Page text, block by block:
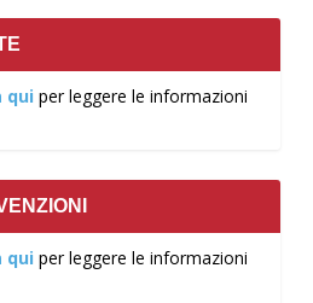
qui per leggere le informazioni
qui per leggere le informazioni